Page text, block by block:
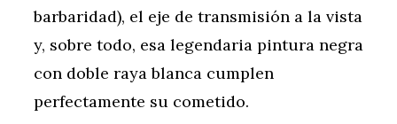
barbaridad), el eje de transmisión a la vista
y, sobre todo, esa legendaria pintura negra
con doble raya blanca cumplen
perfectamente su cometido.